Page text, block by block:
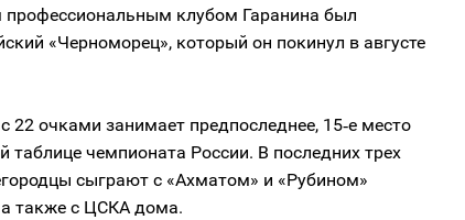
профессиональным клубом Гаранина был
«Черноморец», который он покинул в августе
22 очками занимает предпоследнее, 15‑е место
таблице чемпионата России. В последних трех
сыграют с «Ахматом» и «Рубином»
также с ЦСКА дома.